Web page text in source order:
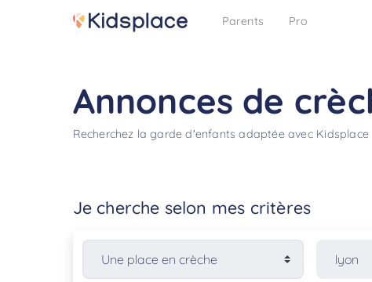
Parents Pro
Annonces de
Recherchez la garde d'enfants adaptée avec Kidsplace
Je cherche selon mes critères